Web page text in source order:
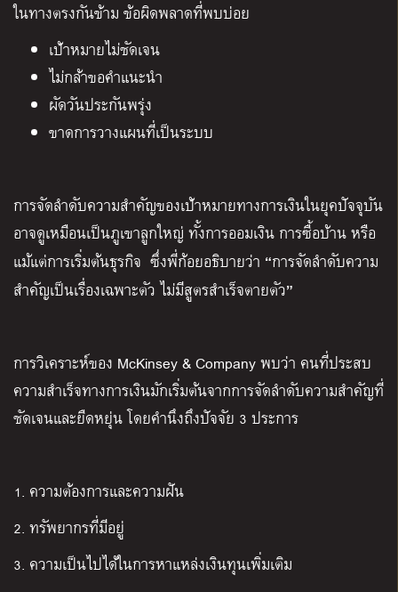
ในทางตรงกันข้าม ข้อผิดพลาดที่พบบ่อย
เป้าหมายไม่ชัดเจน
ไม่กล้าขอคำแนะนำ
ผัดวันประกันพรุ่ง
ขาดการวางแผนที่เป็นระบบ
การจัดลำดับความสำคัญของเป้าหมายทางการเงินในยุคปัจจุบัน
อาจดูเหมือนเป็นภูเขาลูกใหญ่ ทั้งการออมเงิน การซื้อบ้าน หรือ
แม้แต่การเริ่มต้นธุรกิจ ซึ่งพี่ก้อยอธิบายว่า “การจัดลำดับความ
สำคัญเป็นเรื่องเฉพาะตัว ไม่มีสูตรสำเร็จตายตัว”
การวิเคราะห์ของ McKinsey & Company พบว่า คนที่ประสบ
ความสำเร็จทางการเงินมักเริ่มต้นจากการจัดลำดับความสำคัญที่
ชัดเจนและยืดหยุ่น โดยคำนึงถึงปัจจัย 3 ประการ
1. ความต้องการและความฝัน
2. ทรัพยากรที่มีอยู่
3. ความเป็นไปได้ในการหาแหล่งเงินทุนเพิ่มเติม